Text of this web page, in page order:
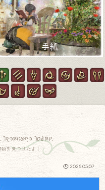
手紙
today.
を見つけたよ！
2026.05.07